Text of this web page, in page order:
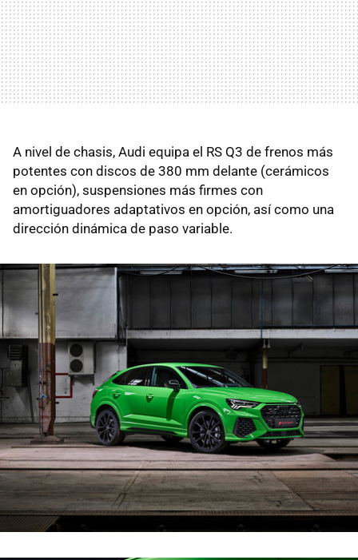
A nivel de chasis, Audi equipa el RS Q3 de frenos más
potentes con discos de 380 mm delante (cerámicos
en opción), suspensiones más firmes con
amortiguadores adaptativos en opción, así como una
dirección dinámica de paso variable.